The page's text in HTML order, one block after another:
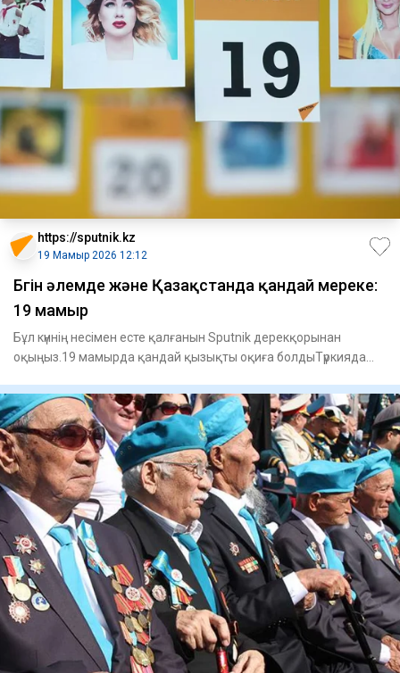
https://sputnik.kz
19 Мамыр 2026 12:12
Бүгін әлемде және Қазақстанда қандай мереке:
19 мамыр
Бұл күннің несімен есте қалғанын Sputnik дерекқорынан
оқыңыз.19 мамырда қандай қызықты оқиға болдыТүркияда